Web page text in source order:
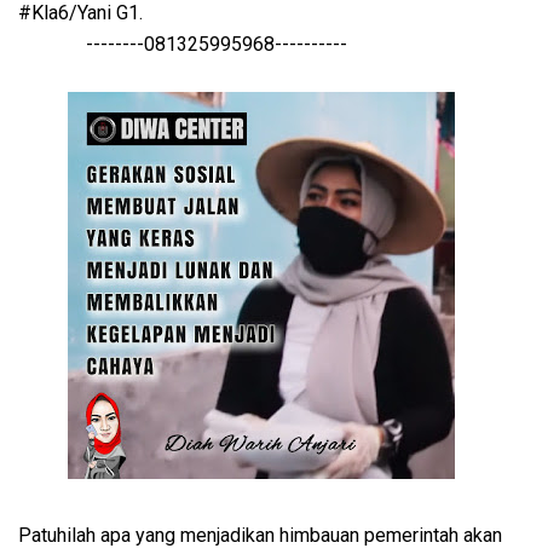
#Kla6/Yani G1.
--------081325995968----------
Patuhilah apa yang menjadikan himbauan pemerintah akan